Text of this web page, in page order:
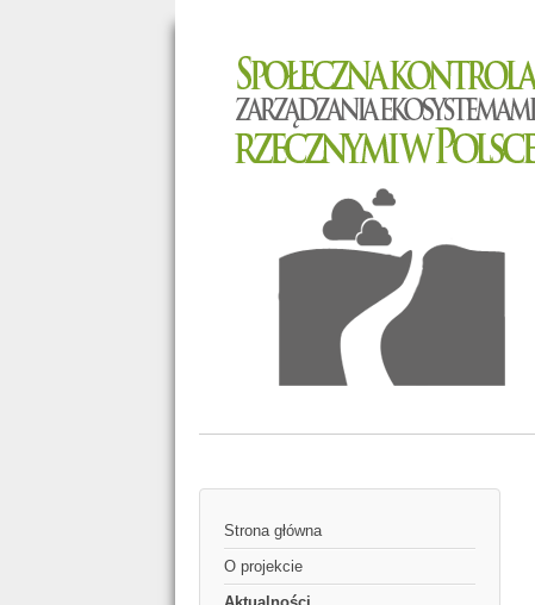
Strona główna
O projekcie